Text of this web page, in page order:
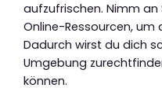
aufzufrischen. Nimm
Online-Ressourcen, um
Dadurch wirst du dich
Umgebung
können.